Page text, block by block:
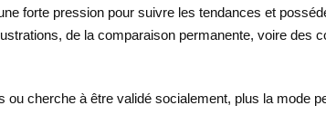
forte pression pour suivre les tendances et
de la comparaison permanente, voire des
cherche à être validé socialement, plus la mode